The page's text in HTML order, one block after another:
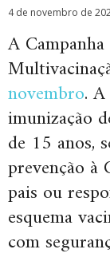
4 de novembro de
A
novembro.
imunização
de 15 anos,
prevenção
pais ou
esquema
com